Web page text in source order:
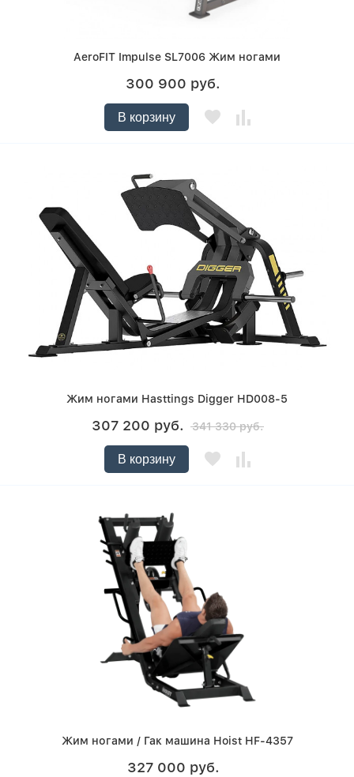
AeroFIT Impulse SL7006 Жим ногами
300 900 руб.
В корзину
Жим ногами Hasttings Digger HD008-5
307 200 руб. 341 330 руб.
В корзину
Жим ногами / Гак машина Hoist HF-4357
327 000 руб.